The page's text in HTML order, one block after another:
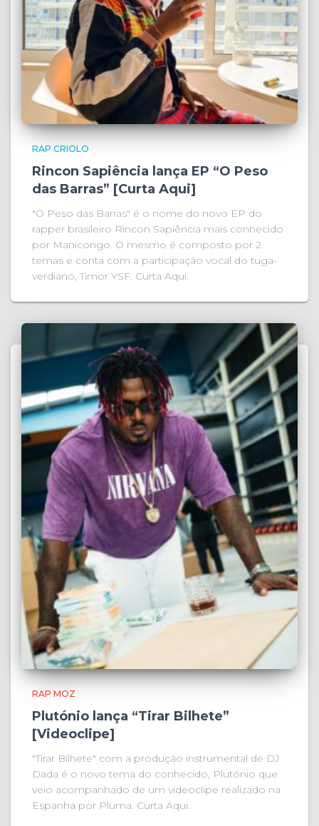
RAP CRIOLO
Rincon Sapiência lança EP “O Peso
das Barras” [Curta Aqui]
"O Peso das Barras" é o nome do novo EP do
rapper brasileiro Rincon Sapiência mais conhecido
por Manicongo. O mesmo é composto por 2
temas e conta com a participação vocal do tuga-
verdiano, Timor YSF. Curta Aqui.
RAP MOZ
Plutónio lança “Tirar Bilhete”
[Videoclipe]
"Tirar Bilhete" com a produção instrumental de DJ
Dada é o novo tema do conhecido, Plutónio que
veio acompanhado de um videoclipe realizado na
Espanha por Pluma. Curta Aqui.